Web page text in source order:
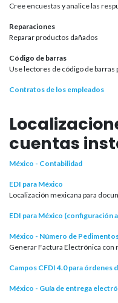
Cree encuestas y analice las
Reparaciones
Reparar productos dañados
Código de barras
Use lectores de código de
Contratos de los empleados
cuentas
México - Contabilidad
EDI para México
Localización mexicana para
EDI para México (configuración
México - Número de
Generar Factura Electrónica
Campos CFDI 4.0 para órdenes
México - Guía de entrega